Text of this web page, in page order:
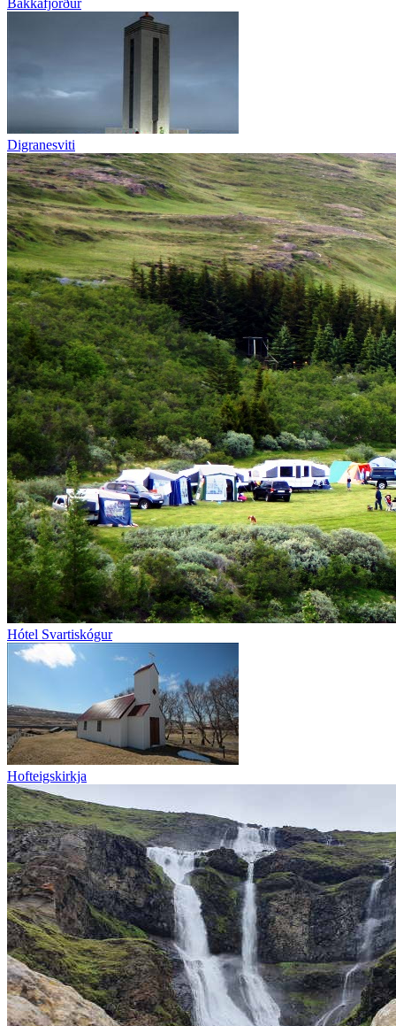
Digranesviti
Hótel Svartiskógur
Hofteigskirkja